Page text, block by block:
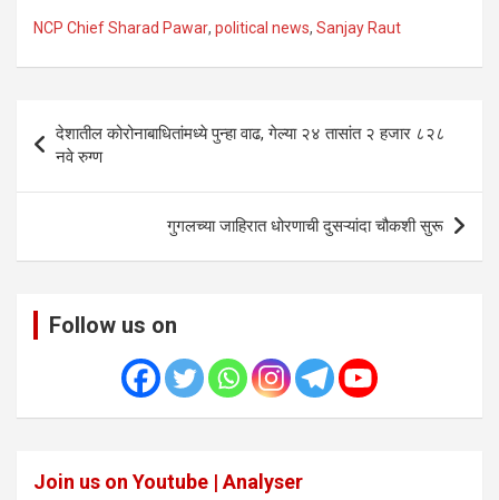
NCP Chief Sharad Pawar, political news, Sanjay Raut
Post
navigation
देशातील कोरोनाबाधितांमध्ये पुन्हा वाढ, गेल्या २४ तासांत २ हजार ८२८
नवे रुग्ण
गुगलच्या जाहिरात धोरणाची दुसऱ्यांदा चौकशी सुरू
Follow us on
Join us on Youtube | Analyser